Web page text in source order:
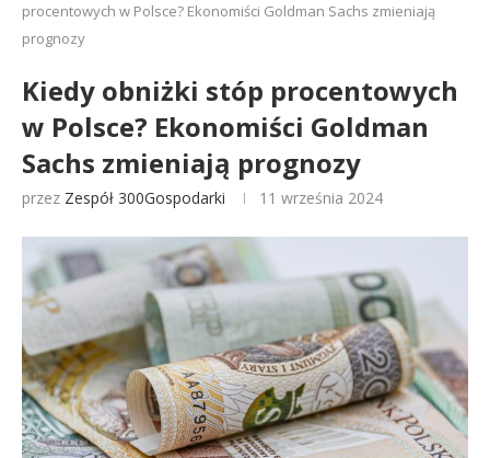
procentowych w Polsce? Ekonomiści Goldman Sachs zmieniają
prognozy
Kiedy obniżki stóp procentowych
w Polsce? Ekonomiści Goldman
Sachs zmieniają prognozy
przez Zespół 300Gospodarki 11 września 2024